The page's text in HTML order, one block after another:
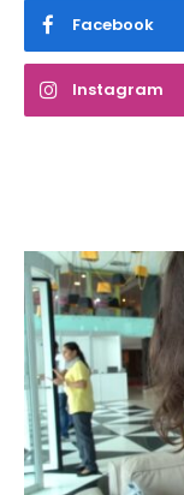
Facebook
Instagram